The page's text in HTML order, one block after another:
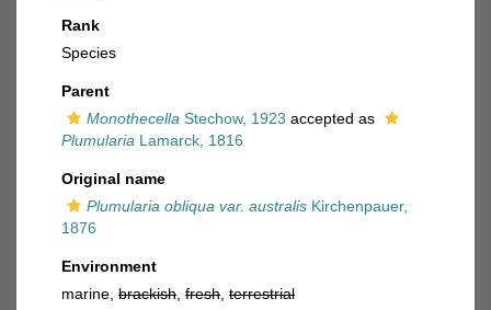
Rank
Species
Parent
Monothecella Stechow, 1923 accepted as
Plumularia Lamarck, 1816
Original name
Plumularia obliqua var. australis Kirchenpauer,
1876
Environment
marine, brackish fresh terrestrial